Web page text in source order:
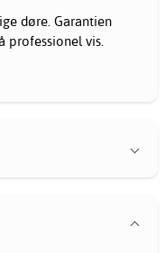
døre. Garantien
professionel vis.